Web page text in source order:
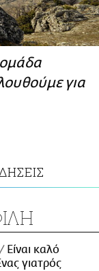
για
Είναι καλό
γιατρός